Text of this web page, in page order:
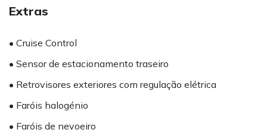
Extras
• Cruise Control
• Sensor de estacionamento traseiro
• Retrovisores exteriores com regulação elétrica
• Faróis halogénio
• Faróis de nevoeiro